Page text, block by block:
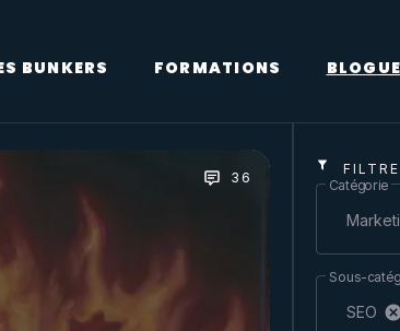
BUNKERS FORMATIONS BLOGUE
36
Catégorie
Sous-
SEO